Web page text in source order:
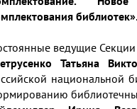
библиотек».
ведущие
Татьяна
национальной